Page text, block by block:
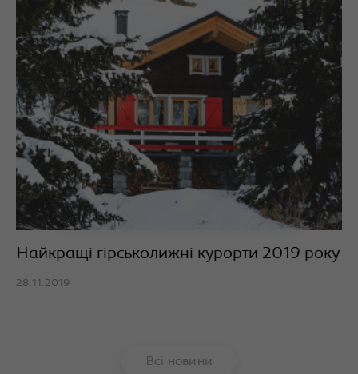
Найкращі гірськолижні курорти 2019 року
28.11.2019
Всі новини